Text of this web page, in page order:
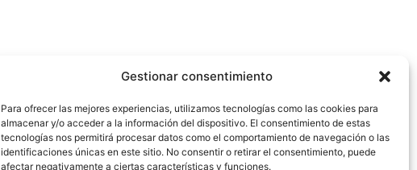
Gestionar consentimiento
Para ofrecer las mejores experiencias, utilizamos tecnologías como las cookies para
almacenar y/o acceder a la información del dispositivo. El consentimiento de estas
tecnologías nos permitirá procesar datos como el comportamiento de navegación o las
identificaciones únicas en este sitio. No consentir o retirar el consentimiento, puede
afectar negativamente a ciertas características y funciones.